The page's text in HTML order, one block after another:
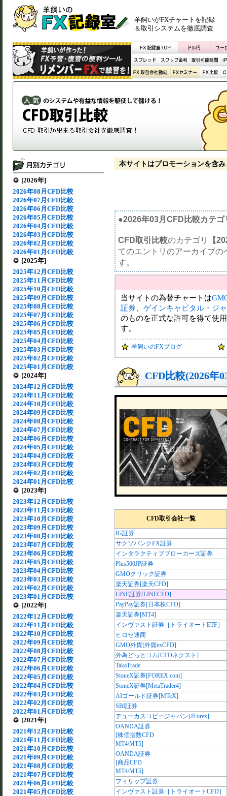
羊飼いがFXチャートを記録
＆取引システムを徹底調査
[2026年]
2026年08月CFD比較
2026年07月CFD比較
2026年06月CFD比較
2026年05月CFD比較
2026年04月CFD比較
2026年03月CFD比較
2026年02月CFD比較
2026年01月CFD比較
[2025年]
2025年12月CFD比較
2025年11月CFD比較
2025年10月CFD比較
2025年09月CFD比較
2025年08月CFD比較
2025年07月CFD比較
2025年06月CFD比較
2025年05月CFD比較
2025年04月CFD比較
2025年03月CFD比較
2025年02月CFD比較
2025年01月CFD比較
[2024年]
2024年12月CFD比較
2024年11月CFD比較
2024年10月CFD比較
2024年09月CFD比較
2024年08月CFD比較
2024年07月CFD比較
2024年06月CFD比較
2024年05月CFD比較
2024年04月CFD比較
2024年03月CFD比較
2024年02月CFD比較
2024年01月CFD比較
[2023年]
2023年12月CFD比較
2023年11月CFD比較
2023年10月CFD比較
2023年09月CFD比較
2023年08月CFD比較
2023年07月CFD比較
2023年06月CFD比較
2023年05月CFD比較
2023年04月CFD比較
2023年03月CFD比較
2023年02月CFD比較
2023年01月CFD比較
[2022年]
2022年12月CFD比較
2022年11月CFD比較
2022年10月CFD比較
2022年09月CFD比較
2022年08月CFD比較
2022年07月CFD比較
2022年06月CFD比較
2022年05月CFD比較
2022年04月CFD比較
2022年03月CFD比較
2022年02月CFD比較
2022年01月CFD比較
[2021年]
2021年12月CFD比較
2021年11月CFD比較
2021年10月CFD比較
2021年09月CFD比較
2021年08月CFD比較
2021年07月CFD比較
2021年06月CFD比較
2021年05月CFD比較
本サイトはプロモーションを含み
●2026年03月CFD比較カテゴ
CFD取引比較のカテゴリ
【
てのエントリのアーカイブ
す。
当サイトの為替チャートは
証券
ゲインキャピタル・ジ
のものを正式な許可を得て使
す。
羊飼いのFXブログ
CFD比較(2026年
CFD取引会社一覧
IG証券
サクソバンクFX証券
インタラクティブブローカーズ証券
Plus500JP証券
GMOクリック証券
楽天証券[楽天CFD]
LINE証券[LINECFD]
PayPay証券[日本株CFD]
楽天証券[MT4]
インヴァスト証券［トライオートETF］
ヒロセ通商
GMO外貨[外貨exCFD]
外為どっとコム[CFDネクスト]
TakaTrade
StoneX証券[FOREX.com]
StoneX証券[MetaTrader4]
AIゴールド証券[MTcX]
SBI証券
デューカスコピージャパン[JForex]
OANDA証券
[株価指数CFD
MT4/MT5]
OANDA証券
[商品CFD
MT4/MT5]
フィリップ証券
インヴァスト証券［トライオートCFD］